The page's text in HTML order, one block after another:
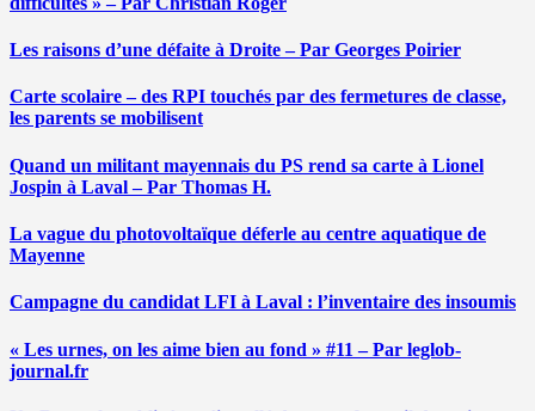
Les raisons d’une défaite à Droite – Par Georges Poirier
Carte scolaire – des RPI touchés par des fermetures de classe,
les parents se mobilisent
Quand un militant mayennais du PS rend sa carte à Lionel
Jospin à Laval – Par Thomas H.
La vague du photovoltaïque déferle au centre aquatique de
Mayenne
Campagne du candidat LFI à Laval : l’inventaire des insoumis
« Les urnes, on les aime bien au fond » #11 – Par leglob-
journal.fr